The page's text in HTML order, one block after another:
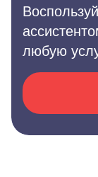
любую